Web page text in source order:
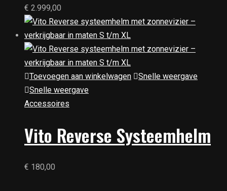
€ 2.999,00
Toevoegen aan winkelwagen
Snelle weergave
Snelle weergave
Accessoires
Vito Reverse Systeemhelm
€ 180,00